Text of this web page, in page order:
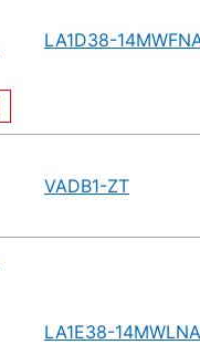
LA1D38-
VADB1-ZT
LA1E38-14MWLNA